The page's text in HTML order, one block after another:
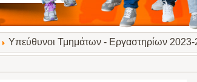
Υπεύθυνοι Τμημάτων - Εργαστηρίων